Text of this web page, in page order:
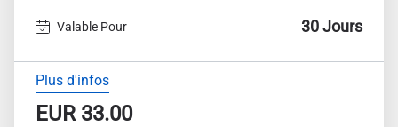
Valable Pour 30 Jours
Plus d'infos
EUR33.00